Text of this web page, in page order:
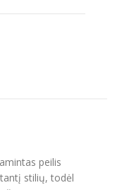
peilis
stilių, todėl